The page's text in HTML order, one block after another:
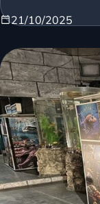
21/10/2025